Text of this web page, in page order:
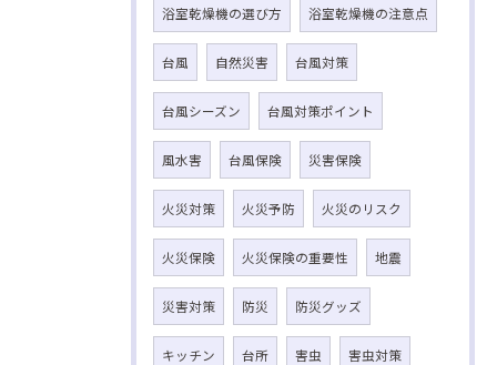
浴室乾燥機の選び方 浴室乾燥機の注意点
台風 自然災害 台風対策
台風シーズン 台風対策ポイント
風水害 台風保険 災害保険
火災対策 火災予防 火災のリスク
火災保険 火災保険の重要性 地震
災害対策 防災 防災グッズ
キッチン 台所 害虫 害虫対策